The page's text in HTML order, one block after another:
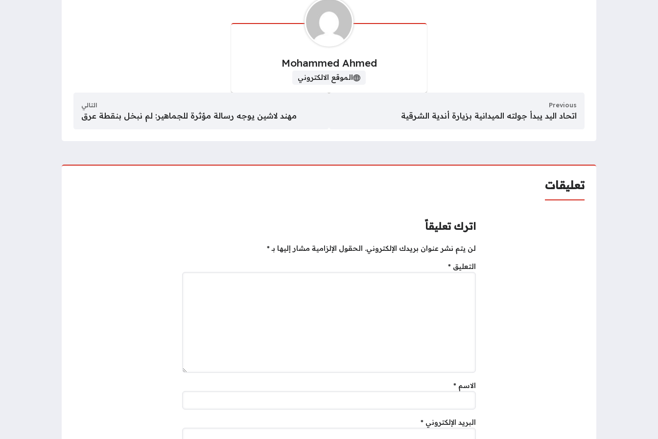
Mohammed Ahmed
الموقع الالكتروني
Previous
اتحاد اليد يبدأ جولته الميدانية بزيارة أندية الشرقية
التالي
مهند لاشين يوجه رسالة مؤثرة للجماهير: لم نبخل بنقطة عرق
تعليقات
اترك تعليقاً
لن يتم نشر عنوان بريدك الإلكتروني. الحقول الإلزامية مشار إليها بـ*
التعليق *
الاسم *
البريد الإلكتروني *